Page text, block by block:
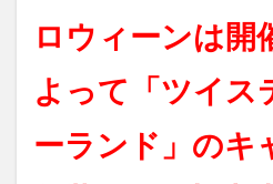
ロウィーンは開
よって「ツイス
ーランド」のキ